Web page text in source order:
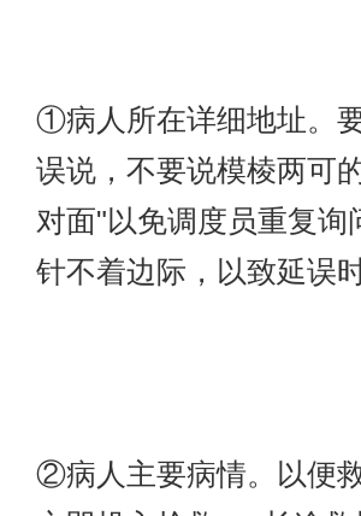
①病人所在详细地址。
误说，不要说模棱两可
对面"以免调度员重复
针不着边际，以致延误
②病人主要病情。以便